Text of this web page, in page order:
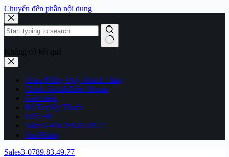
Chuyển đến phần nội dung
Không có kết quả
Chào Mừng Quý Khách Hàng
Chính Sách&Điều Khoản
Giới thiệu
Hổ Trợ Kỷ Thuật
Liên Hệ
Sales3-+84.789.83.49.77
Sản Phẩm
Sales3-0789.83.49.77